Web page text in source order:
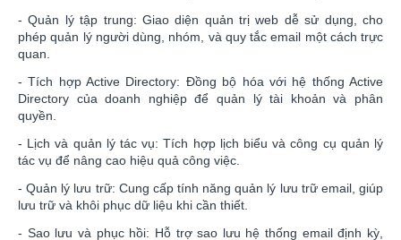
- Quản lý tập trung: Giao diện quản trị web dễ sử dụng, cho
phép quản lý người dùng, nhóm, và quy tắc email một cách trực
quan.
- Tích hợp Active Directory: Đồng bộ hóa với hệ thống Active
Directory của doanh nghiệp để quản lý tài khoản và phân
quyền.
- Lịch và quản lý tác vụ: Tích hợp lịch biểu và công cụ quản lý
tác vụ để nâng cao hiệu quả công việc.
- Quản lý lưu trữ: Cung cấp tính năng quản lý lưu trữ email, giúp
lưu trữ và khôi phục dữ liệu khi cần thiết.
- Sao lưu và phục hồi: Hỗ trợ sao lưu hệ thống email định kỳ,